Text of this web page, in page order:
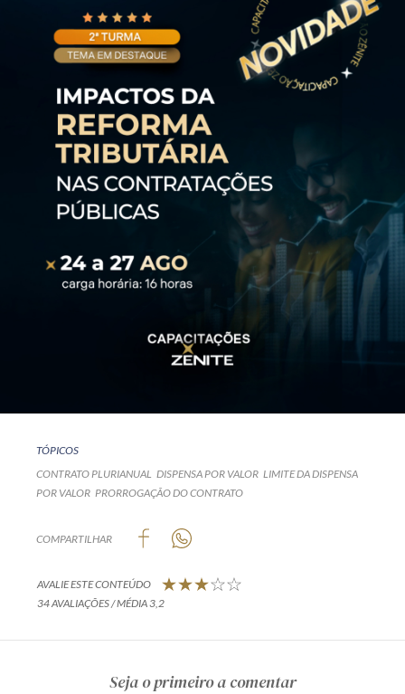
TÓPICOS
CONTRATO PLURIANUAL DISPENSA POR VALOR LIMITE DA DISPENSA
POR VALOR PRORROGAÇÃO DO CONTRATO
COMPARTILHAR
AVALIE ESTE CONTEÚDO
34 AVALIAÇÕES / MÉDIA 3,2
Seja o primeiro a comentar